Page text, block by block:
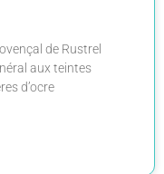
de Rustrel
aux teintes
d’ocre